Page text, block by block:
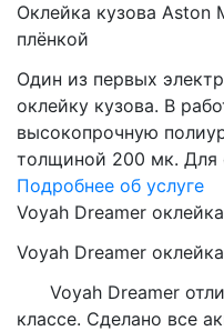
Оклейка кузова Aston
плёнкой
Один из первых
оклейку кузова. В
высокопрочную
толщиной 200 мк. Для
Подробнее об услуге
Voyah Dreamer
Voyah Dreamer
Voyah Dreamer
классе. Сделано все